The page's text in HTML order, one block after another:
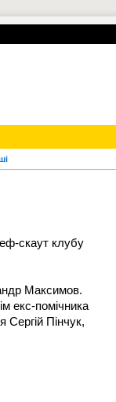
скаут клубу
Максимов.
екс-помічника
Пінчук,